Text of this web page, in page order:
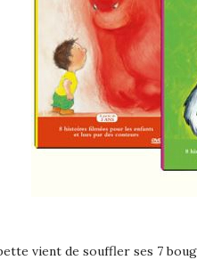
vient de souffler ses 7